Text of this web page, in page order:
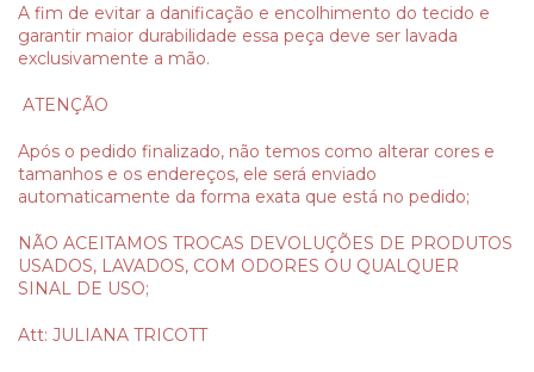
A fim de evitar a danificação e encolhimento do tecido e
garantir maior durabilidade essa peça deve ser lavada
exclusivamente a mão.
ATENÇÃO
Após o pedido finalizado, não temos como alterar cores e
tamanhos e os endereços, ele será enviado
automaticamente da forma exata que está no pedido;
NÃO ACEITAMOS TROCAS DEVOLUÇÕES DE PRODUTOS
USADOS, LAVADOS, COM ODORES OU QUALQUER
SINAL DE USO;
Att: JULIANA TRICOTT